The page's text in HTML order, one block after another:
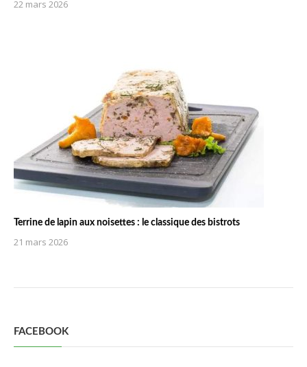
22 mars 2026
Terrine de lapin aux noisettes : le classique des bistrots
21 mars 2026
FACEBOOK